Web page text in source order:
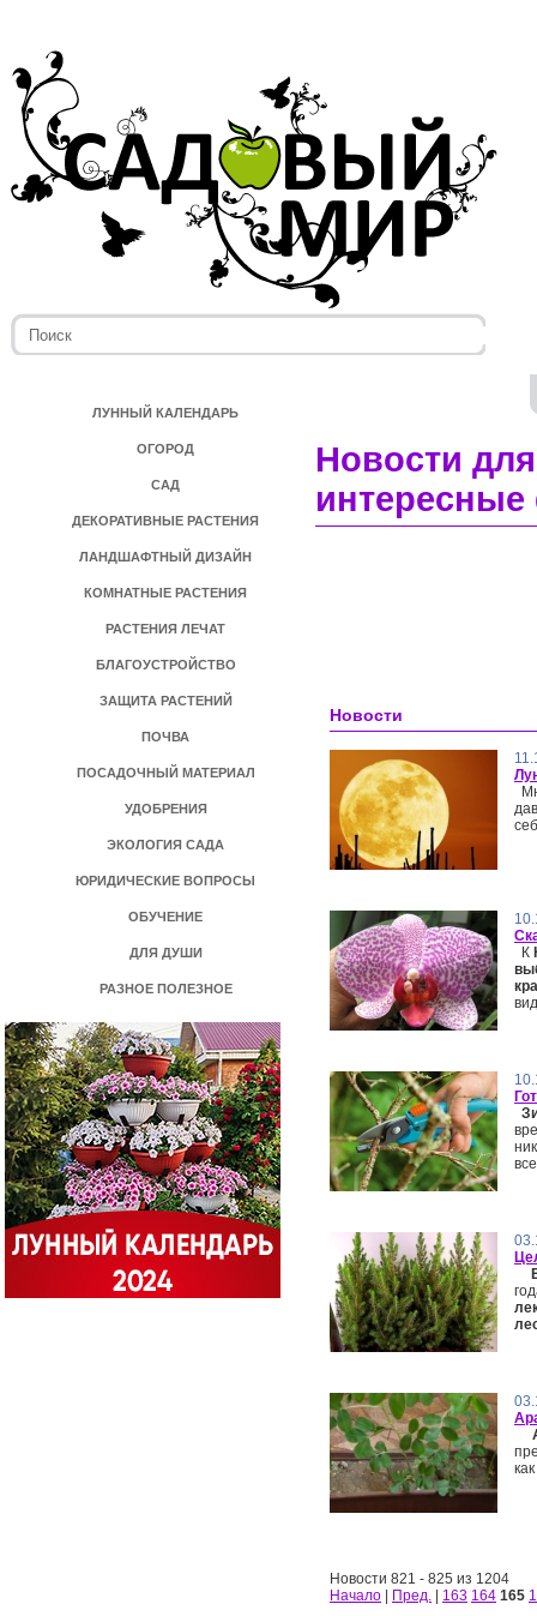
ЛУННЫЙ КАЛЕНДАРЬ
ОГОРОД
САД
ДЕКОРАТИВНЫЕ РАСТЕНИЯ
ЛАНДШАФТНЫЙ ДИЗАЙН
КОМНАТНЫЕ РАСТЕНИЯ
РАСТЕНИЯ ЛЕЧАТ
БЛАГОУСТРОЙСТВО
ЗАЩИТА РАСТЕНИЙ
ПОЧВА
ПОСАДОЧНЫЙ МАТЕРИАЛ
УДОБРЕНИЯ
ЭКОЛОГИЯ САДА
ЮРИДИЧЕСКИЕ ВОПРОСЫ
ОБУЧЕНИЕ
ДЛЯ ДУШИ
РАЗНОЕ ПОЛЕЗНОЕ
Новости
Новости
К
Новости 821 - 825 из 1204
Начало
Пред. 163 164 165